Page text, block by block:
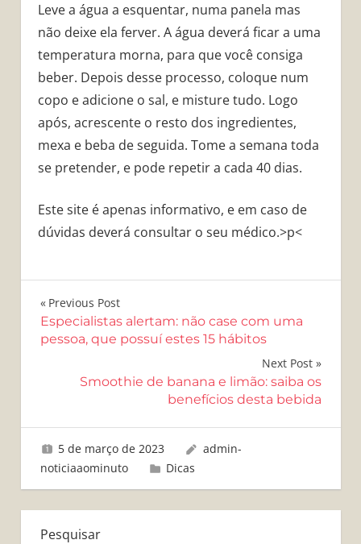
Leve a água a esquentar, numa panela mas
não deixe ela ferver. A água deverá ficar a uma
temperatura morna, para que você consiga
beber. Depois desse processo, coloque num
copo e adicione o sal, e misture tudo. Logo
após, acrescente o resto dos ingredientes,
mexa e beba de seguida. Tome a semana toda
se pretender, e pode repetir a cada 40 dias.
Este site é apenas informativo, e em caso de
dúvidas deverá consultar o seu médico.>p<
Navegação
de
Post
Previous Post
Especialistas alertam: não case com uma
pessoa, que possuí estes 15 hábitos
Next Post
Smoothie de banana e limão: saiba os
benefícios desta bebida
5 de março de 2023
admin-
noticiaaominuto
Dicas
Pesquisar